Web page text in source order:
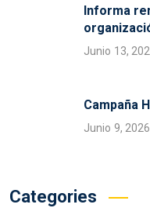
Informa
Junio 13,
Campaña
Junio 9, 2026
Categories